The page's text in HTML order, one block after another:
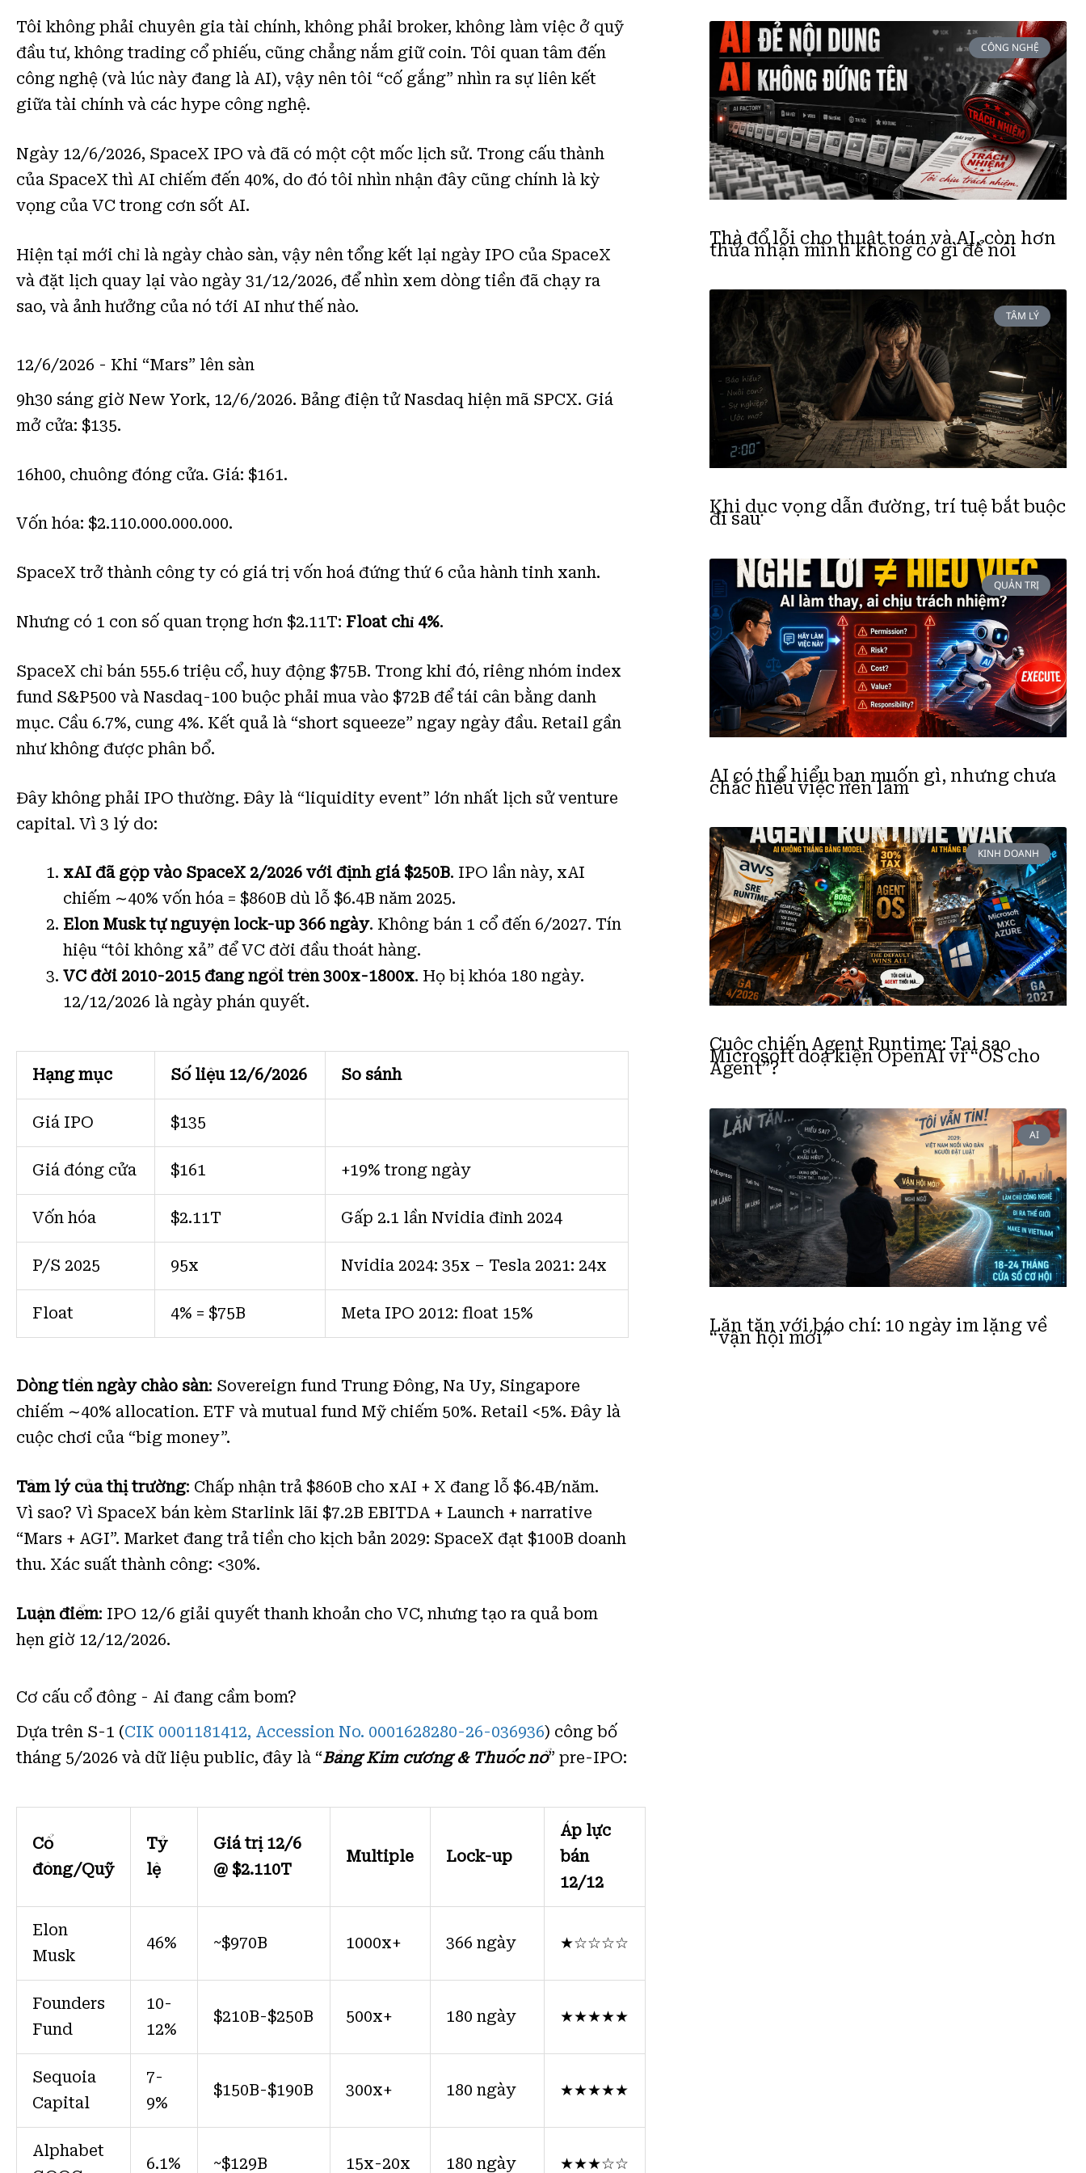
Tôi không phải chuyên gia tài chính, không phải broker, không làm việc ở quỹ
đầu tư, không trading cổ phiếu, cũng chẳng nắm giữ coin. Tôi quan tâm đến
công nghệ (và lúc này đang là AI), vậy nên tôi “cố gắng” nhìn ra sự liên kết
giữa tài chính và các hype công nghệ.
Ngày 12/6/2026, SpaceX IPO và đã có một cột mốc lịch sử. Trong cấu thành
của SpaceX thì AI chiếm đến 40%, do đó tôi nhìn nhận đây cũng chính là kỳ
vọng của VC trong cơn sốt AI.
Hiện tại mới chỉ là ngày chào sàn, vậy nên tổng kết lại ngày IPO của SpaceX
và đặt lịch quay lại vào ngày 31/12/2026, để nhìn xem dòng tiền đã chạy ra
sao, và ảnh hưởng của nó tới AI như thế nào.
12/6/2026 - Khi “Mars” lên sàn
9h30 sáng giờ New York, 12/6/2026. Bảng điện tử Nasdaq hiện mã SPCX. Giá
mở cửa: $135.
16h00, chuông đóng cửa. Giá: $161.
Vốn hóa: $2.110.000.000.000.
SpaceX trở thành công ty có giá trị vốn hoá đứng thứ 6 của hành tinh xanh.
Nhưng có 1 con số quan trọng hơn $2.11T: Float chỉ 4%.
SpaceX chỉ bán 555.6 triệu cổ, huy động $75B. Trong khi đó, riêng nhóm index
fund S&P500 và Nasdaq-100 buộc phải mua vào $72B để tái cân bằng danh
mục. Cầu 6.7%, cung 4%. Kết quả là “short squeeze” ngay ngày đầu. Retail gần
như không được phân bổ.
Đây không phải IPO thường. Đây là “liquidity event” lớn nhất lịch sử venture
capital. Vì 3 lý do:
xAI đã gộp vào SpaceX 2/2026 với định giá $250B. IPO lần này, xAI
chiếm ∼40% vốn hóa = $860B dù lỗ $6.4B năm 2025.
Elon Musk tự nguyện lock-up 366 ngày. Không bán 1 cổ đến 6/2027. Tín
hiệu “tôi không xả” để VC đời đầu thoát hàng.
VC đời 2010-2015 đang ngồi trên 300x-1800x. Họ bị khóa 180 ngày.
12/12/2026 là ngày phán quyết.
Hạng mục Số liệu 12/6/2026 So sánh
Giá IPO $135
Giá đóng cửa $161 +19% trong ngày
Vốn hóa $2.11T Gấp 2.1 lần Nvidia đỉnh 2024
P/S 2025 95x Nvidia 2024: 35x – Tesla 2021: 24x
Float 4% = $75B Meta IPO 2012: float 15%
Dòng tiền ngày chào sàn: Sovereign fund Trung Đông, Na Uy, Singapore
chiếm ∼40% allocation. ETF và mutual fund Mỹ chiếm 50%. Retail <5%. Đây là
cuộc chơi của “big money”.
Tâm lý của thị trường: Chấp nhận trả $860B cho xAI + X đang lỗ $6.4B/năm.
Vì sao? Vì SpaceX bán kèm Starlink lãi $7.2B EBITDA + Launch + narrative
“Mars + AGI”. Market đang trả tiền cho kịch bản 2029: SpaceX đạt $100B doanh
thu. Xác suất thành công: <30%.
Luận điểm: IPO 12/6 giải quyết thanh khoản cho VC, nhưng tạo ra quả bom
hẹn giờ 12/12/2026.
Cơ cấu cổ đông - Ai đang cầm bom?
Dựa trên S-1 (CIK 0001181412, Accession No. 0001628280-26-036936) công bố
tháng 5/2026 và dữ liệu public, đây là “Bảng Kim cương & Thuốc nổ” pre-IPO:
Cổ
đông/Quỹ
Tỷ
lệ
Giá trị 12/6
@ $2.110T
Multiple Lock-up
Áp lực
bán
12/12
Elon
Musk
46% ~$970B 1000x+ 366 ngày ★☆☆☆☆
Founders
Fund
10-
12%
$210B-$250B 500x+ 180 ngày ★★★★★
Sequoia
Capital
7-
9%
$150B-$190B 300x+ 180 ngày ★★★★★
Alphabet
6.1% ~$129B 15x-20x 180 ngày ★★★☆☆
CÔNG NGHỆ
Thà đổ lỗi cho thuật toán và AI, còn hơn
thừa nhận mình không có gì để nói
TÂM LÝ
Khi dục vọng dẫn đường, trí tuệ bắt buộc
đi sau
QUẢN TRỊ
AI có thể hiểu bạn muốn gì, nhưng chưa
chắc hiểu việc nên làm
KINH DOANH
Cuộc chiến Agent Runtime: Tại sao
Microsoft doạ kiện OpenAI vì “OS cho
Agent”?
AI
Lăn tăn với báo chí: 10 ngày im lặng về
“vận hội mới”